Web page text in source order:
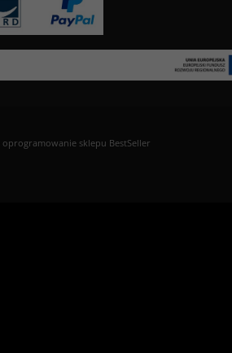
oprogramowanie sklepu BestSeller